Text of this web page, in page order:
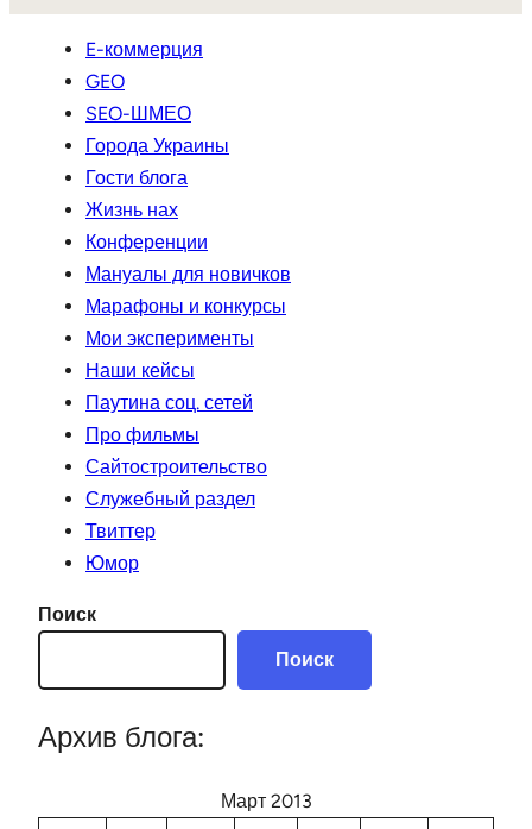
E-коммерция
GEO
SEO-ШМЕО
Города Украины
Гости блога
Жизнь нах
Конференции
Мануалы для новичков
Марафоны и конкурсы
Мои эксперименты
Наши кейсы
Паутина соц. сетей
Про фильмы
Сайтостроительство
Служебный раздел
Твиттер
Юмор
Поиск
Поиск
Архив блога:
Март 2013